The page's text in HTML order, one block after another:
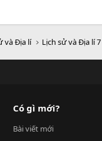
và Địa lí Lịch sử và Địa lí 7
Có gì mới?
Bài viết mới